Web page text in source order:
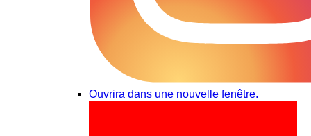
Ouvrira dans une nouvelle fenêtre.